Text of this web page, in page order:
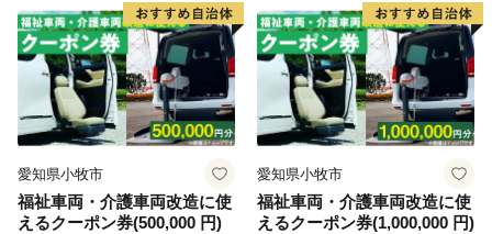
愛知県小牧市
福祉車両・介護車両改造に使
えるクーポン券(500,000 円)
愛知県小牧市
福祉車両・介護車両改造に使
えるクーポン券(1,000,000 円)